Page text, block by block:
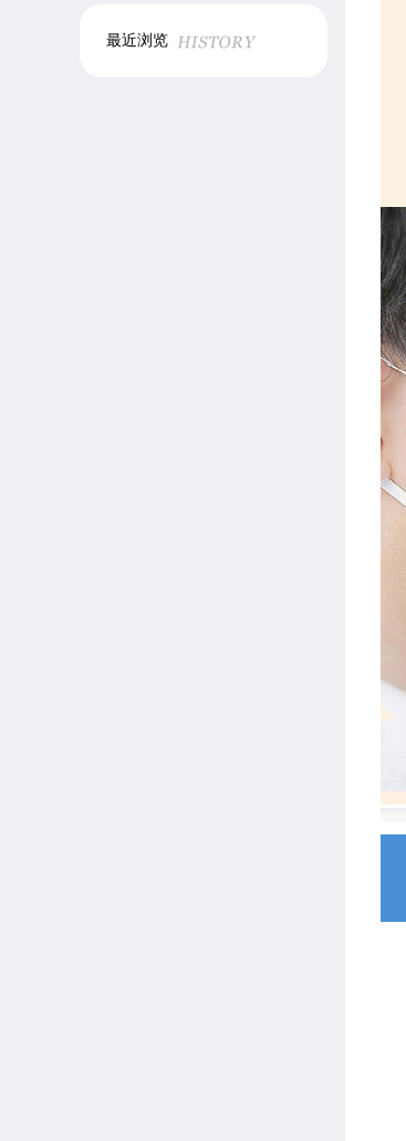
最近浏览